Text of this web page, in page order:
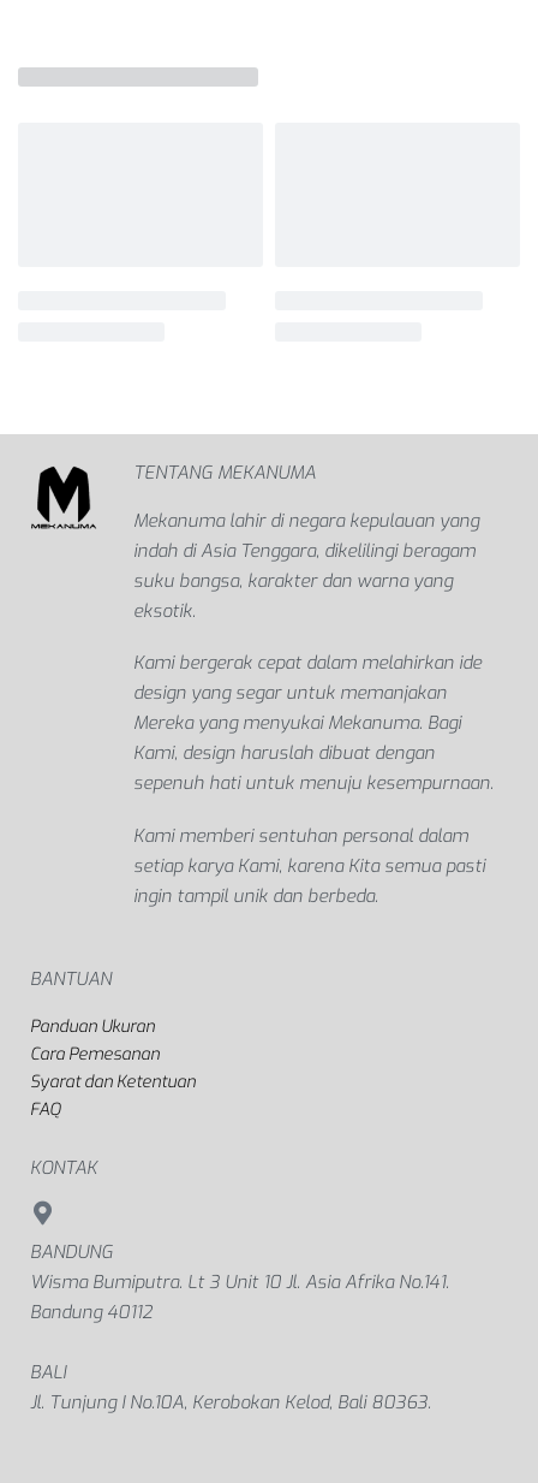
TENTANG MEKANUMA
Mekanuma lahir di negara kepulauan yang
indah di Asia Tenggara, dikelilingi beragam
suku bangsa, karakter dan warna yang
eksotik.
Kami bergerak cepat dalam melahirkan ide
design yang segar untuk memanjakan
Mereka yang menyukai Mekanuma. Bagi
Kami, design haruslah dibuat dengan
sepenuh hati untuk menuju kesempurnaan.
Kami memberi sentuhan personal dalam
setiap karya Kami, karena Kita semua pasti
ingin tampil unik dan berbeda.
BANTUAN
Panduan Ukuran
Cara Pemesanan
Syarat dan Ketentuan
FAQ
KONTAK
BANDUNG
Wisma Bumiputra. Lt 3 Unit 10 Jl. Asia Afrika No.141.
Bandung 40112
BALI
Jl. Tunjung I No.10A, Kerobokan Kelod, Bali 80363.